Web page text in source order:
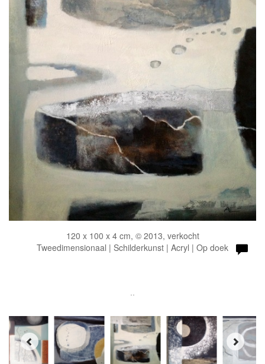
120 x 100 x 4 cm, © 2013, verkocht
Tweedimensionaal | Schilderkunst | Acryl | Op doek
..